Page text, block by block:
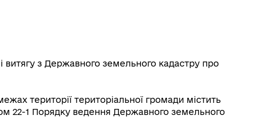
з Державного земельного кадастру про
території територіальної громади містить
22-1 Порядку ведення Державного земельного